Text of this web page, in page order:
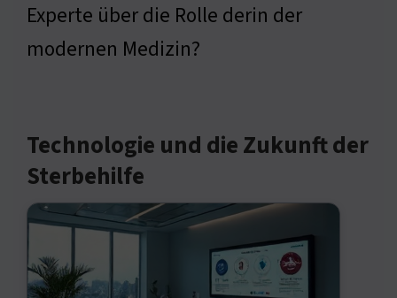
Experte über die Rolle derin der
modernen Medizin?
Technologie und die Zukunft der
Sterbehilfe